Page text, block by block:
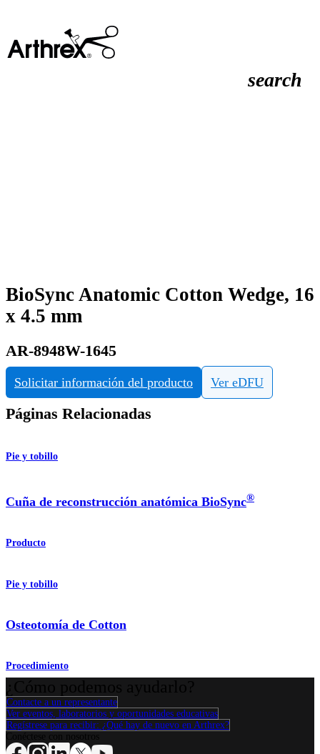
search
BioSync Anatomic Cotton Wedge, 16
x 4.5 mm
AR-8948W-1645
Solicitar información del producto Ver eDFU
Páginas Relacionadas
Pie y tobillo
Cuña de reconstrucción anatómica BioSync®
Producto
Pie y tobillo
Osteotomía de Cotton
Procedimiento
Contacte a un representante
Ver eventos, laboratorios y oportunidades educativas
Regístrese para recibir: ¿Qué hay de nuevo en Arthrex?